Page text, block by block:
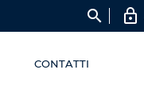
search
CONTATTI